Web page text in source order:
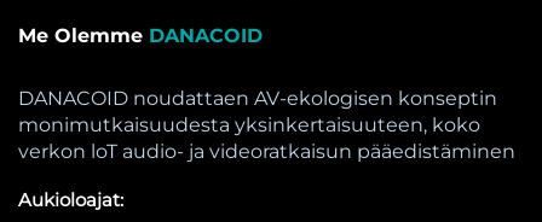
Me Olemme DANACOID
DANACOID noudattaen AV-ekologisen konseptin
monimutkaisuudesta yksinkertaisuuteen, koko
verkon loT audio- ja videoratkaisun pääedistäminen
Aukioloajat: